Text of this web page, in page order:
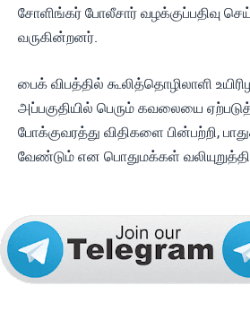
சோளிங்கர் போலீசார் வழக்குப்பதிவு
வருகின்றனர்.
பைக் விபத்தில் கூலித்தொழிலாளி
அப்பகுதியில் பெரும் கவலையை
போக்குவரத்து விதிகளை பின்பற்றி,
வேண்டும் என பொதுமக்கள்